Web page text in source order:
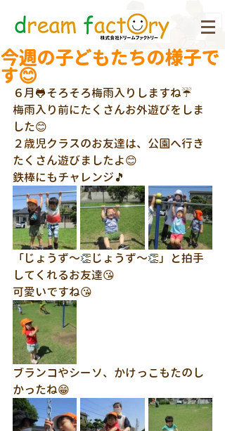
今週の子どもたちの様子で
す😊
６月🐸そろそろ梅雨入りしますね☔
梅雨入り前にたくさんお外遊びをしま
した😊
２歳児クラスのお友達は、公園へ行き
たくさん遊びましたよ😊
鉄棒にもチャレンジ🎵
「じょうず～👏じょうず～👏」と拍手
してくれるお友達😘
可愛いですね😘
ブランコやシーソ、かけっこもたのし
かったね😁